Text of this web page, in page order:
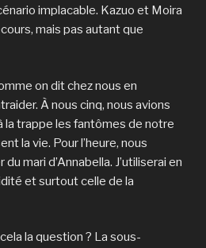
implacable. Kazuo et Moira
mais pas autant que
on dit chez nous en
À nous cinq, nous avions
la trappe les fantômes de notre
la vie. Pour l’heure, nous
mari d’Annabella. J’utiliserai en
et surtout celle de la
la question ? La sous-